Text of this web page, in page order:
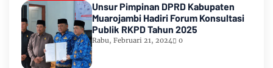
Unsur Pimpinan DPRD Kabupaten
Muarojambi Hadiri Forum Konsultasi
Publik RKPD Tahun 2025
Rabu, Februari 21, 2024 0